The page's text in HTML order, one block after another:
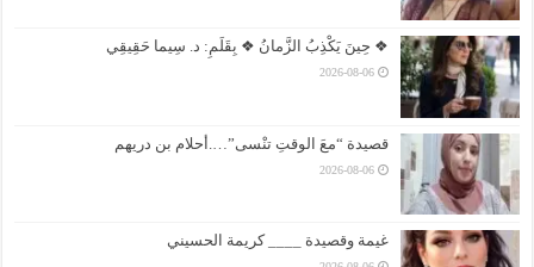
❖ حِينَ يَكْذِبُ الزَّمانُ ❖ بِقَلَمِ: د. سِيما حَقِيقِي
2026-08-06
قصيدة “معَ الوقتِ تنْسى”….أحلام بن دريهم
2026-08-06
غيمة وقصيدة ____ كريمة الحسيني